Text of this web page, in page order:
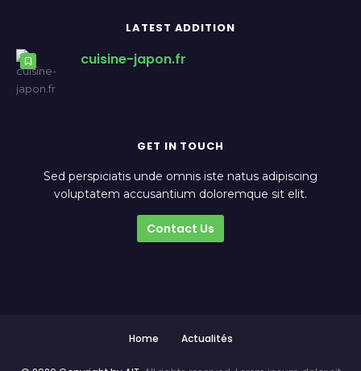
LATEST ADDITION
cuisine-japon.fr
GET IN TOUCH
Sed perspiciatis unde omnis iste natus adipiscing
voluptatem accusantium doloremque sit elit.
Contact Us
Home Actualités